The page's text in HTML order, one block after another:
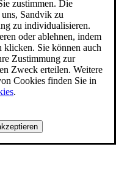
zustimmen. Die
Sandvik zu
zu individualisieren.
oder ablehnen, indem
klicken. Sie können auch
Zustimmung zur
Zweck erteilen. Weitere
Cookies finden Sie in
.